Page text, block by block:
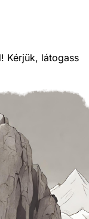
Kérjük, látogass